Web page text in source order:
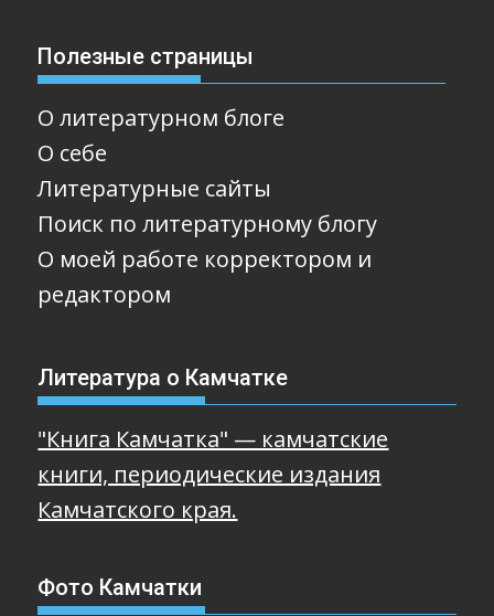
Полезные страницы
О литературном блоге
О себе
Литературные сайты
Поиск по литературному блогу
О моей работе корректором и
редактором
Литература о Камчатке
"Книга Камчатка" — камчатские
книги, периодические издания
Камчатского края.
Фото Камчатки